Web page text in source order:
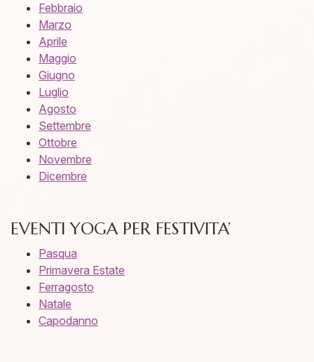
Febbraio
Marzo
Aprile
Maggio
Giugno
Luglio
Agosto
Settembre
Ottobre
Novembre
Dicembre
EVENTI YOGA PER FESTIVITA’
Pasqua
Primavera Estate
Ferragosto
Natale
Capodanno